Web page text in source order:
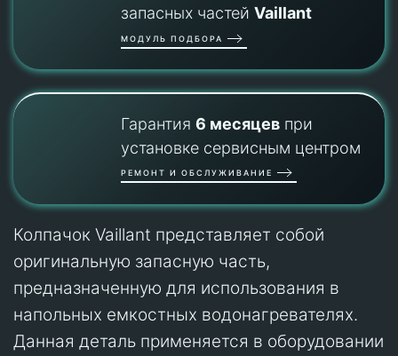
запасных частей Vaillant
МОДУЛЬ ПОДБОРА
Гарантия 6 месяцевпри
установке сервисным центром
РЕМОНТ И ОБСЛУЖИВАНИЕ
Колпачок Vaillant представляет собой
оригинальную запасную часть,
предназначенную для использования в
напольных емкостных водонагревателях.
Данная деталь применяется в оборудовании